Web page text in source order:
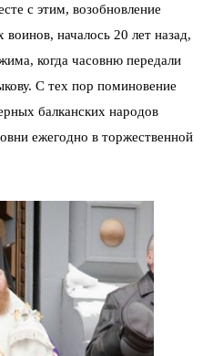
с этим, возобновление
началось 20 лет назад,
когда часовню передали
С тех пор поминовение
балканских народов
ежегодно в торжественной